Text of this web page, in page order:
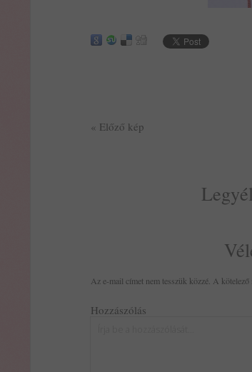
« Előző kép
Az e-mail címet nem tesszük közzé. A kötelező
Hozzászólás